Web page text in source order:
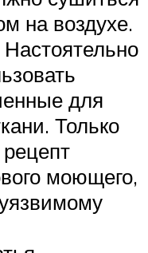
на воздухе.
для
Только
моющего,